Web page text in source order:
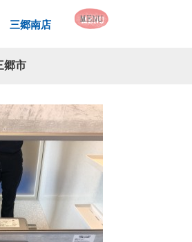
三郷南店
郷市